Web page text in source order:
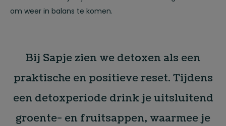
om weer in balans te komen.
Bij Sapje zien we detoxen als een
praktische en positieve reset. Tijdens
een detoxperiode drink je uitsluitend
groente- en fruitsappen, waarmee je